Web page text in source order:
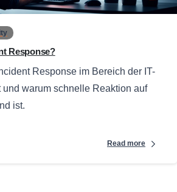
Response?
Response im Bereich der IT-
und warum schnelle Reaktion auf
ist.
Read more